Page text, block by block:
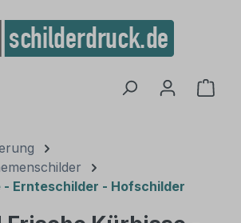
- Ernteschilder - Hofschilder